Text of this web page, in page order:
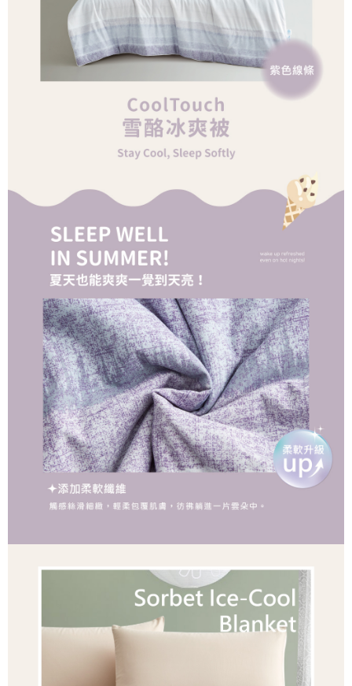
【注意事項】
１．透過由恩沛科技股份有限公司提供之「AFTEE先享後付」服務完成之交
易，需依本服務之必要範圍內提供個人資料，並將交易相關給付款項請求債
權轉讓予恩沛科技股份有限公司。
https://aftee.tw/terms/#terms3
３．未成年的使用者請事先徵得法定代理人或監護人之同意方可使用
「AFTEE先享後付」，若未經同意申辦者引起之損失，本公司不負相關責
時審查核予不同之上限額度；若仍有額度不足之情形，本公司將視審查結果
５．嚴禁一人註冊多個帳號或使用他人資訊註冊。若發現惡意使用之情形，
恩沛科技股份有限公司將有權停止該用戶之使用額度並採取法律行動。
7-11取貨付款
每筆NT$65，滿NT$990(含以上)免運費
付款後7-11取貨
每筆NT$65，滿NT$990(含以上)免運費
每筆NT$150，滿NT$990(含以上)免運費